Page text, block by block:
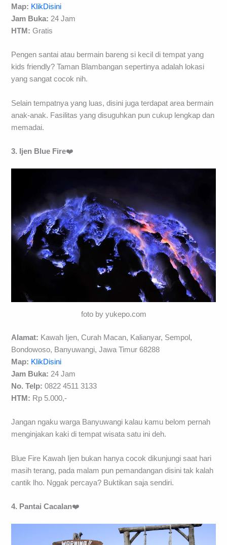
Map: KlikDisini
Jam Buka: 24 Jam
HTM: Gratis
Pengen santai atau bermain bareng si kecil di tempat yang
kids friendly? Taman Blambangan sepertinya adalah lokasi
yang sangat cocok nih.
Selain tempatnya yang luas, disini juga terdapat area bermain
anak-anak. Fasilitas yang disuguhkan pun cukup lengkap dan
memadai.
3. Ijen Blue Fire❤️
foto by yukepo.com
Alamat: Kawah Ijen, Curah Macan, Kalianyar, Sempol,
Bondowoso, Banyuwangi, Jawa Timur 68288
Map: KlikDisini
Jam Buka: 24 Jam
No. Telp: 0822 4511 3133
HTM: Rp 5.000,-
Jangan ngaku warga Banyuwangi kalau kamu belom pernah
menginjakan kaki di tempat wisata satu ini deh.
Blue Fire Kawah Ijen bukan hanya cocok dikunjungi saat hari
masih terang, pada malam pun pemandangan disini tak kalah
cantik lho. Nggak percaya? Buktikan saja sendiri.
4. Pantai Cacalan❤️